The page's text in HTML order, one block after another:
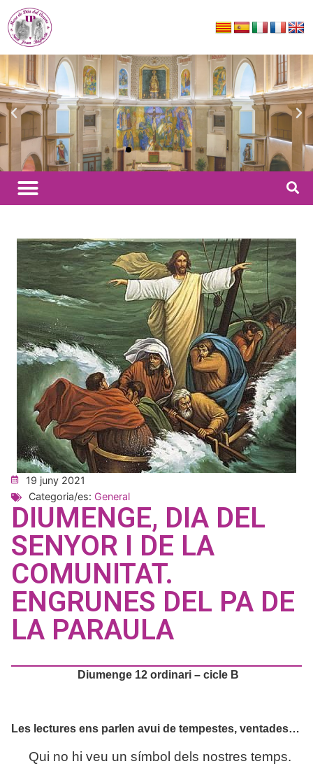
19 juny 2021
Categoria/es: General
DIUMENGE, DIA DEL
SENYOR I DE LA
COMUNITAT.
ENGRUNES DEL PA DE
LA PARAULA
Diumenge 12 ordinari – cicle B
Les lectures ens parlen avui de tempestes, ventades…
Qui no hi veu un símbol dels nostres temps.